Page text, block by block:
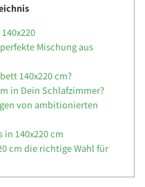
Mischung aus
140x220 cm?
in Dein Schlafzimmer?
von ambitionierten
140x220 cm
cm die richtige Wahl für